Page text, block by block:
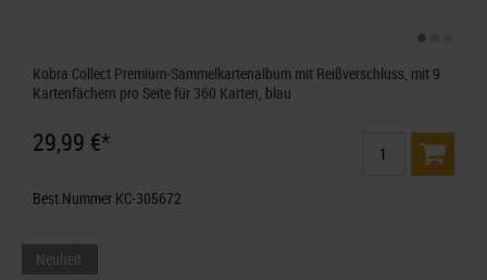
Kobra Collect Premium-Sammelkartenalbum mit Reißverschluss, mit 9
Kartenfächern pro Seite für 360 Karten, blau
29,99 €*
Best.Nummer KC-305672
Neuheit